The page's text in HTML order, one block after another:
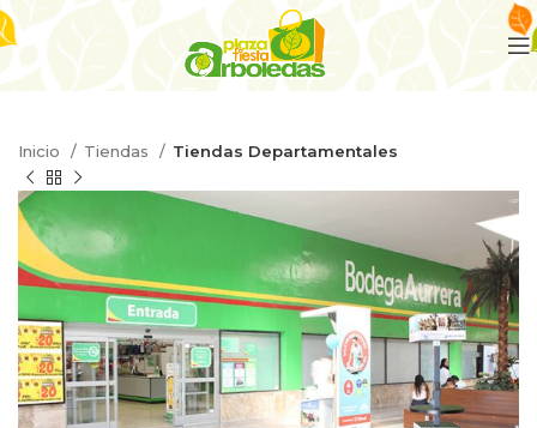
Inicio Tiendas Tiendas Departamentales